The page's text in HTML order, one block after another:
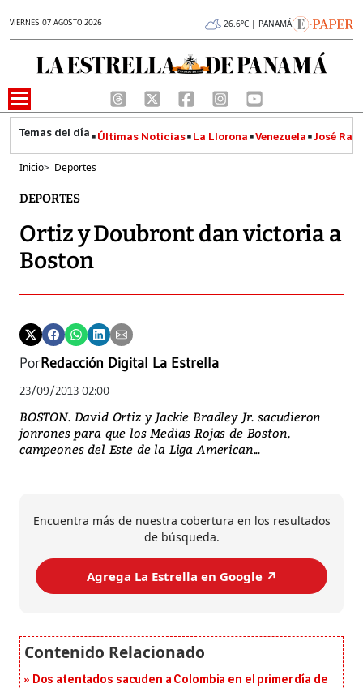
VIERNES 07 AGOSTO 2026 26.6°C | PANAMÁ
Últimas Noticias La Llorona Venezuela José
Inicio> Deportes
DEPORTES
Ortiz y Doubront dan victoria a
Boston
PorRedacción Digital La Estrella
23/09/2013 02:00
BOSTON. David Ortiz y Jackie Bradley Jr. sacudieron
jonrones para que los Medias Rojas de Boston,
campeones del Este de la Liga American...
Encuentra más de nuestra cobertura en los resultados
de búsqueda.
Agrega La Estrella en Google ↗️
Dos atentados sacuden a Colombia en el primer día de